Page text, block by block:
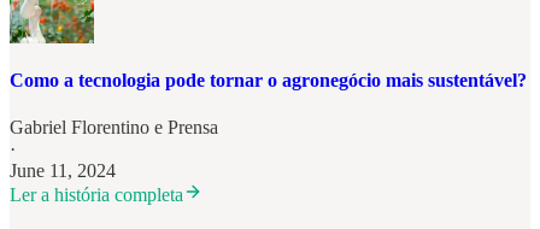
Como a tecnologia pode tornar o agronegócio mais sustentável?
Gabriel Florentino e Prensa
·
June 11, 2024
Ler a história completa